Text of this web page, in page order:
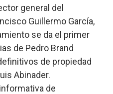
general del
Guillermo García,
se da el primer
de Pedro Brand
de propiedad
Abinader.
de